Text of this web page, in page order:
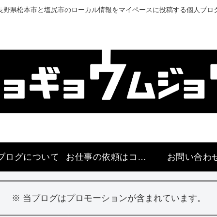
野県松本市と塩尻市のローカル情報をマイペースに投稿する個人ブロ
ログについて お仕事の依頼はコチラ お問い合わ
※ 当ブログはプロモーションが含まれています。